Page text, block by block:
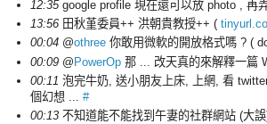
12:35google profile 現在還可以放 photo , 再
13:56 田秋堇委員++ 洪朝貴教授++ (
00:04 @othree 你敢用微軟的開放格式嗎 ? (
00:09 @PowerOp 那 ... 改天真的來解釋一篇
00:11 泡完牛奶, 送小朋友上床, 上網, 看
個幻想 ... #
00:13 不知道能不能找到午妻的社群網站 (大